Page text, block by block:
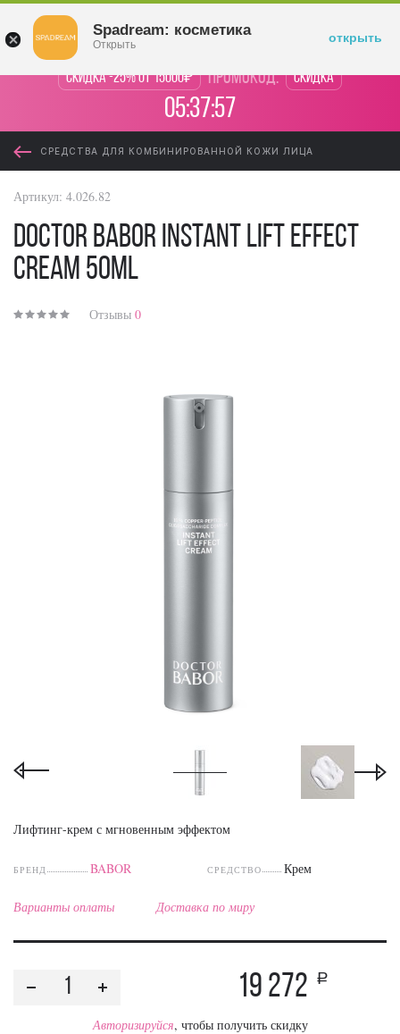
Скидка -25% от 15000₽ промокод: Скидка
05:37:57
СРЕДСТВА ДЛЯ КОМБИНИРОВАННОЙ КОЖИ ЛИЦА
Артикул: 4.026.82
DOCTOR BABOR Instant Lift Effect
Cream 50ml
Отзывы 0
Лифтинг-крем с мгновенным эффектом
БРЕНД BABOR СРЕДСТВО Крем
Варианты оплаты Доставка по миру
19 272 a
Авторизируйся, чтобы получить скидку
Spadream: косметика
Открыть открыть